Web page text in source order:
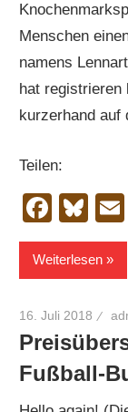
Menschen
namens
hat registrieren
kurzerhand auf
Teilen:
Weiterlesen
16. Juli 2018
Fußball-